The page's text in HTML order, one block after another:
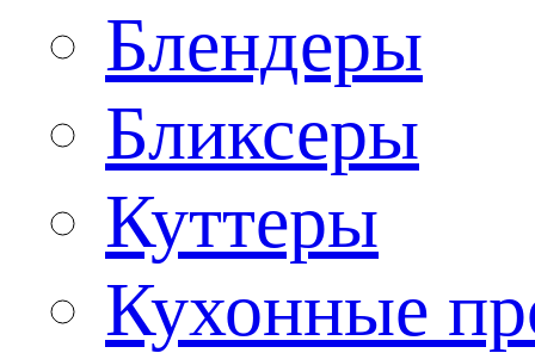
Блендеры
Бликсеры
Куттеры
Кухонные